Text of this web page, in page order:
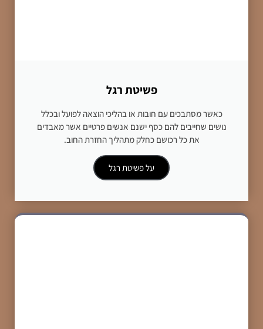
פשיטת רגל
כאשר מסתבכים עם חובות או בהליכי הוצאה לפועל ובכלל
נושים שחייבים להם כסף ישנם אנשים פרטיים אשר מאבדים
את כל רכושם כחלק מתהליך החזרת החוב.
על פשיטת רגל